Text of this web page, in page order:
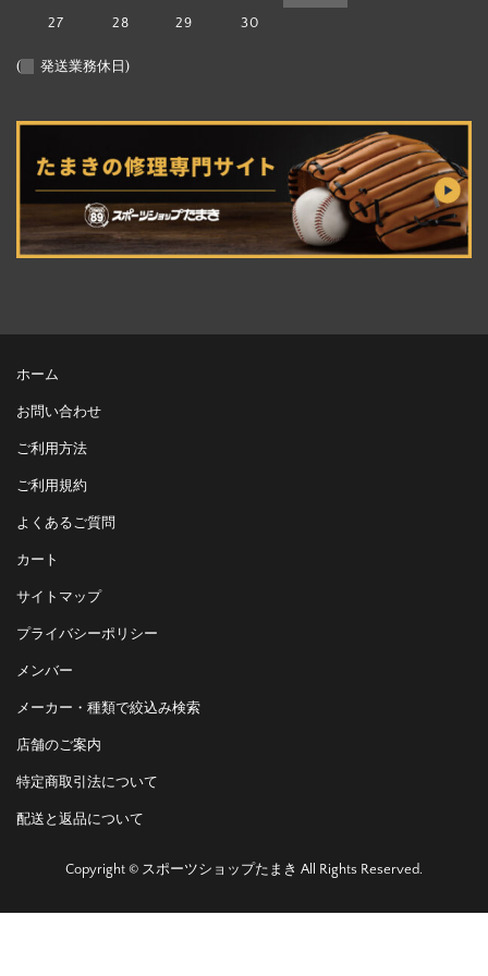
27 28 29 30
( 発送業務休日)
ホーム
お問い合わせ
ご利用方法
ご利用規約
よくあるご質問
カート
サイトマップ
プライバシーポリシー
メンバー
メーカー・種類で絞込み検索
店舗のご案内
特定商取引法について
配送と返品について
Copyright © スポーツショップたまき All Rights Reserved.